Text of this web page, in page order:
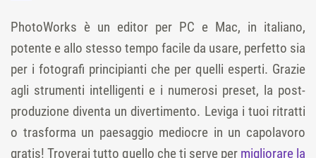
PhotoWorks è un editor per PC e Mac, in italiano,
potente e allo stesso tempo facile da usare, perfetto sia
per i fotografi principianti che per quelli esperti. Grazie
agli strumenti intelligenti e i numerosi preset, la post-
produzione diventa un divertimento. Leviga i tuoi ritratti
o trasforma un paesaggio mediocre in un capolavoro
gratis! Troverai tutto quello che ti serve per migliorare la